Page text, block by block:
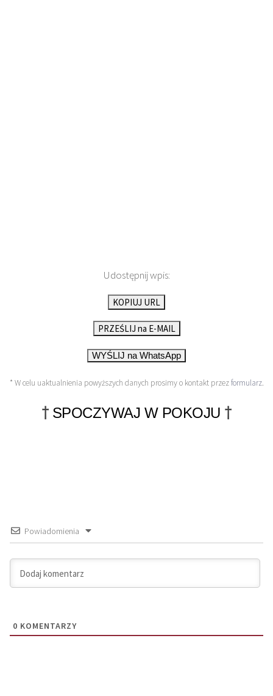
Udostępnij wpis:
KOPIUJ URL
PRZEŚLIJ na E-MAIL
WYŚLIJ na WhatsApp
* W celu uaktualnienia powyższych danych prosimy o kontakt przezformularz.
† SPOCZYWAJ W POKOJU †
Powiadomienia
0 KOMENTARZY